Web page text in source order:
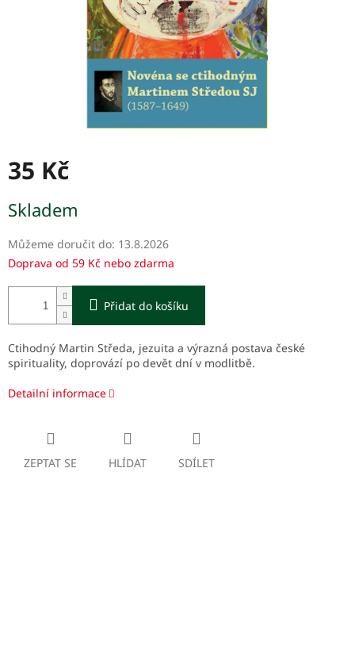
35 Kč
cena:
Skladem
Můžeme doručit do: 13.8.2026
Doprava od 59 Kč nebo zdarma
Přidat do košíku
Ctihodný Martin Středa, jezuita a výrazná postava české
spirituality, doprovází po devět dní v modlitbě.
Detailní informace
ZEPTAT SE HLÍDAT SDÍLET